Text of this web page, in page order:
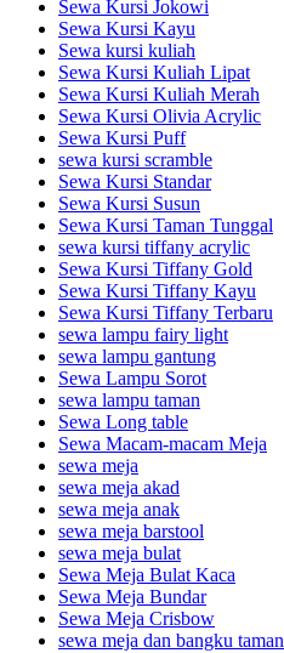
Sewa Kursi Jokowi
Sewa Kursi Kayu
Sewa kursi kuliah
Sewa Kursi Kuliah Lipat
Sewa Kursi Kuliah Merah
Sewa Kursi Olivia Acrylic
Sewa Kursi Puff
sewa kursi scramble
Sewa Kursi Standar
Sewa Kursi Susun
Sewa Kursi Taman Tunggal
sewa kursi tiffany acrylic
Sewa Kursi Tiffany Gold
Sewa Kursi Tiffany Kayu
Sewa Kursi Tiffany Terbaru
sewa lampu fairy light
sewa lampu gantung
Sewa Lampu Sorot
sewa lampu taman
Sewa Long table
Sewa Macam-macam Meja
sewa meja
sewa meja akad
sewa meja anak
sewa meja barstool
sewa meja bulat
Sewa Meja Bulat Kaca
Sewa Meja Bundar
Sewa Meja Crisbow
sewa meja dan bangku taman